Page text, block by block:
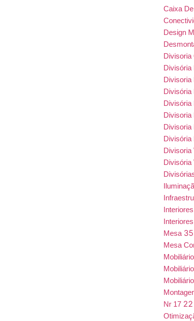
Caixa
Design
Divisoria
Divisória
Divisoria
Divisória
Divisória
Divisoria
Divisoria
Divisória
Divisoria
Divisória
Mesa 35
Mesa
Nr 17 22